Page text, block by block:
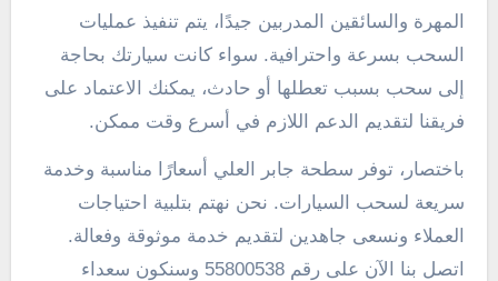
المهرة والسائقين المدربين جيدًا، يتم تنفيذ عمليات
السحب بسرعة واحترافية. سواء كانت سيارتك بحاجة
إلى سحب بسبب تعطلها أو حادث، يمكنك الاعتماد على
فريقنا لتقديم الدعم اللازم في أسرع وقت ممكن.
باختصار، توفر سطحة جابر العلي أسعارًا مناسبة وخدمة
سريعة لسحب السيارات. نحن نهتم بتلبية احتياجات
العملاء ونسعى جاهدين لتقديم خدمة موثوقة وفعالة.
اتصل بنا الآن على رقم 55800538 وسنكون سعداء